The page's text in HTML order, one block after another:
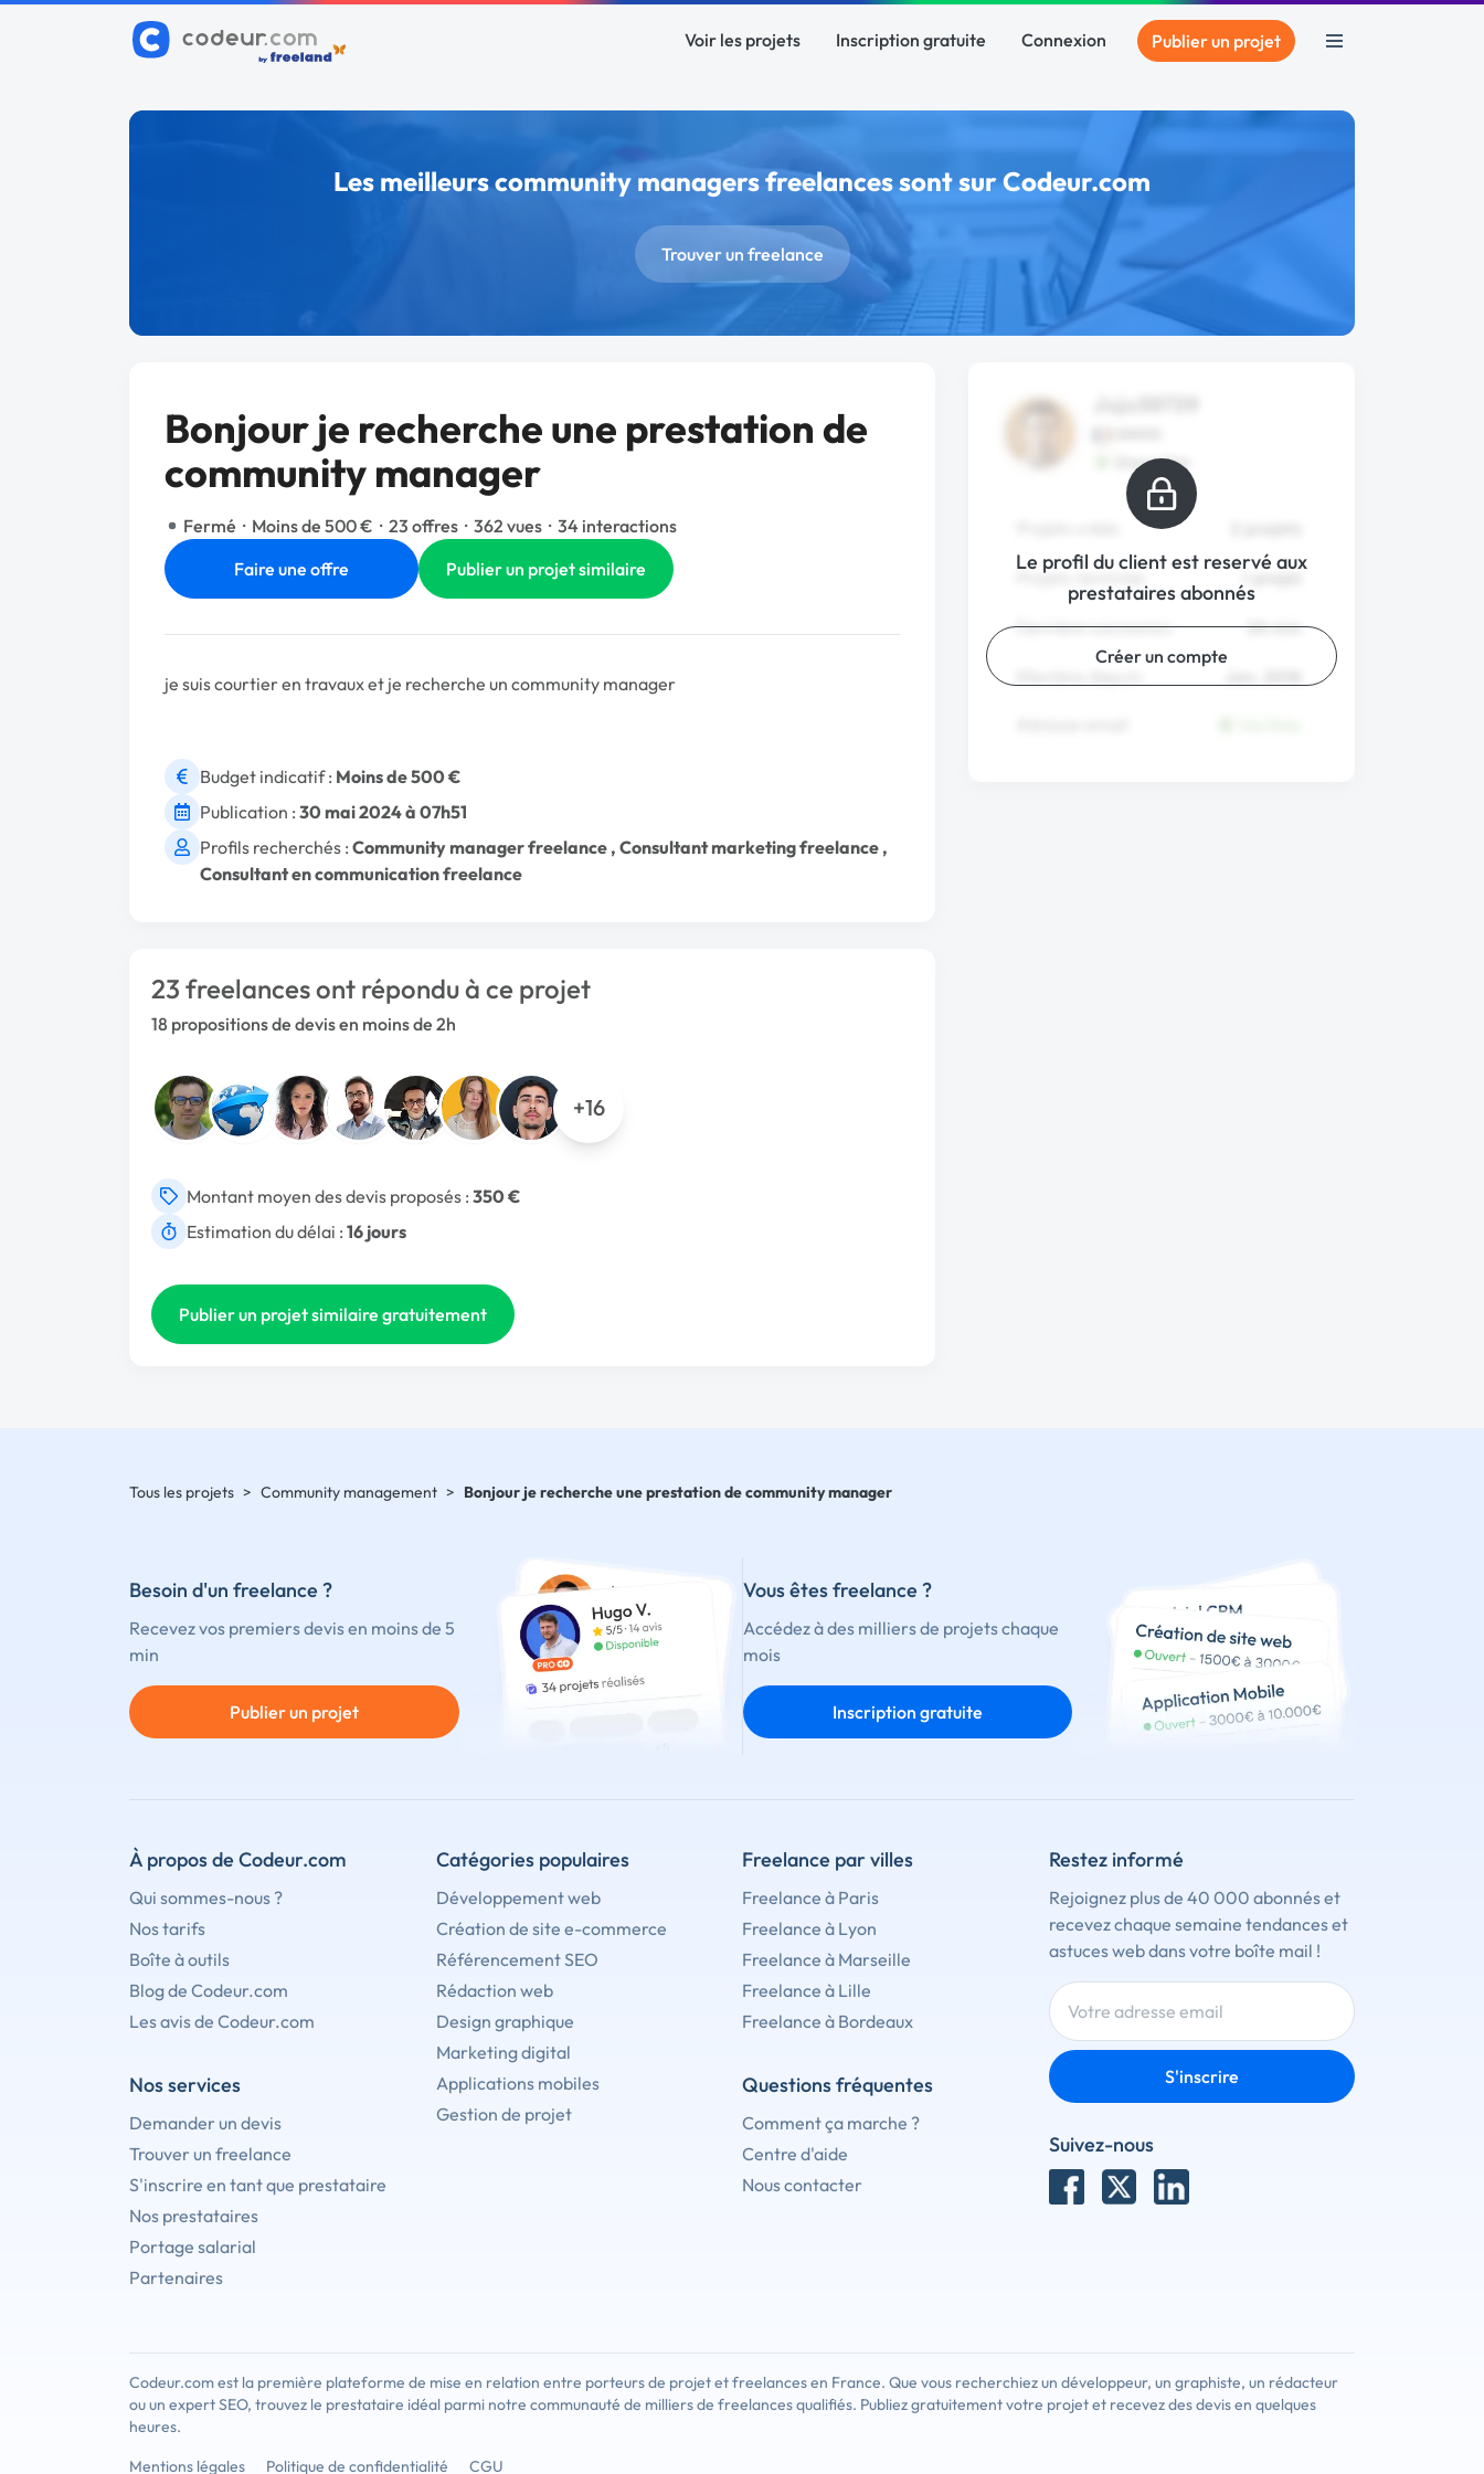
Voir les projets Inscription gratuite Connexion Publier un projet
Les meilleurs community managers freelances sont sur Codeur.com
Trouver un freelance
Bonjour je recherche une prestation de
community manager
Fermé · Moins de 500 € · 23 offres · 362 vues · 34 interactions
Faire une offre
Publier un projet similaire
je suis courtier en travaux et je recherche un community manager
Budget indicatif : Moins de 500 €
Publication : 30 mai 2024 à 07h51
Profils recherchés : Community manager freelance , Consultant marketing freelance ,
Consultant en communication freelance
23 freelances ont répondu à ce projet
18 propositions de devis en moins de 2h
+16
Montant moyen des devis proposés : 350 €
Estimation du délai : 16 jours
Publier un projet similaire gratuitement
Le profil du client est reservé aux
prestataires abonnés
Créer un compte
Inscrivez-vous pour contacter ce client
Tous les projets > Community management > Bonjour je recherche une prestation de community manager
Besoin d'un freelance ?
Recevez vos premiers devis en moins de 5
min
Publier un projet
Vous êtes freelance ?
Accédez à des milliers de projets chaque
mois
Inscription gratuite
À propos de Codeur.com
Qui sommes-nous ?
Nos tarifs
Boîte à outils
Blog de Codeur.com
Les avis de Codeur.com
Nos services
Demander un devis
Trouver un freelance
S'inscrire en tant que prestataire
Nos prestataires
Portage salarial
Partenaires
Catégories populaires
Développement web
Création de site e-commerce
Référencement SEO
Rédaction web
Design graphique
Marketing digital
Applications mobiles
Gestion de projet
Freelance par villes
Freelance à Paris
Freelance à Lyon
Freelance à Marseille
Freelance à Lille
Freelance à Bordeaux
Questions fréquentes
Comment ça marche ?
Centre d'aide
Nous contacter
Restez informé
Rejoignez plus de 40 000 abonnés et
recevez chaque semaine tendances et
astuces web dans votre boîte mail !
S'inscrire
Suivez-nous
Codeur.com est la première plateforme de mise en relation entre porteurs de projet et freelances en France. Que vous recherchiez un développeur, un graphiste, un rédacteur
ou un expert SEO, trouvez le prestataire idéal parmi notre communauté de milliers de freelances qualifiés. Publiez gratuitement votre projet et recevez des devis en quelques
heures.
Mentions légales
Politique de confidentialité CGU